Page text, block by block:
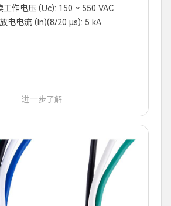
工作电压 (Uc): 150 ~ 550 VAC
电电流 (In)(8/20 μs): 5 kA
进一步了解